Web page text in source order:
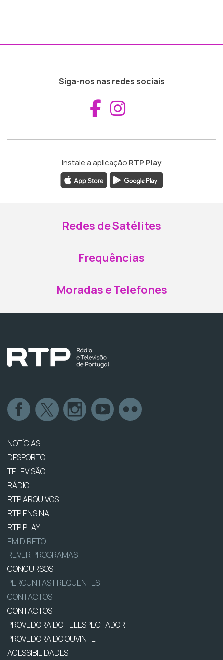
Siga-nos nas redes sociais
Aceder ao
Instale a aplicação RTP Play
Redes de Satélites
Frequências
Moradas e Telefones
NOTÍCIAS
DESPORTO
TELEVISÃO
RÁDIO
RTP ARQUIVOS
RTP ENSINA
RTP PLAY
EM DIRETO
REVER PROGRAMAS
CONCURSOS
PERGUNTAS FREQUENTES
CONTACTOS
CONTACTOS
PROVEDORA DO TELESPECTADOR
PROVEDORA DO OUVINTE
ACESSIBILIDADES